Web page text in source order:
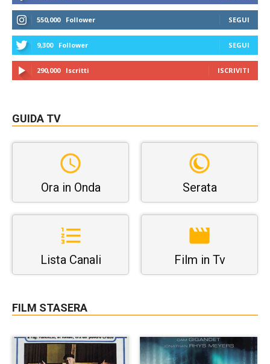
550,000 Follower SEGUI
9,300 Follower SEGUI
290,000 Iscritti ISCRIVITI
GUIDA TV
Ora in Onda Serata
Lista Canali Film in Tv
FILM STASERA